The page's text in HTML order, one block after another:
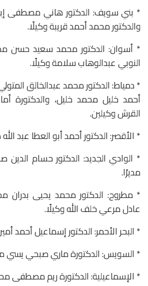
* بني سويف: الدكتور هاني مصطفى
والدكتور محمد أحمد قريبة وكيلًا.
* أسوان: الدكتور محمد سعيد حسن
النوبي عبدالوهاب سلامة وكيلًا.
* دمياط: الدكتور محمد عبدالخالق
أحمد خليل محمد خليل، والدكتورة
القرش وكيلين.
* الأقصر: الدكتور أحمد أبو العطا عبد الله
* الوادي الجديد: الدكتور حسام
مديرًا.
* مطروح: الدكتور محمد يحيى بدران
عادل مرعي خلف الله وكيلًا.
* البحر الأحمر: الدكتور إسماعيل أحمد
* السويس: الدكتورة ماري صبحي يسي
* الإسماعيلية: الدكتورة ريم مصطفى